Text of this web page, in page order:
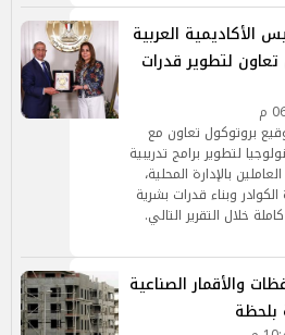
الأكاديمية العربية
لتطوير قدرات
بروتوكول تعاون مع
لتطوير برامج تدريبية
بالإدارة المحلية،
وبناء قدرات بشرية
خلال التقرير التالي.
والأقمار الصناعية
بلحظة